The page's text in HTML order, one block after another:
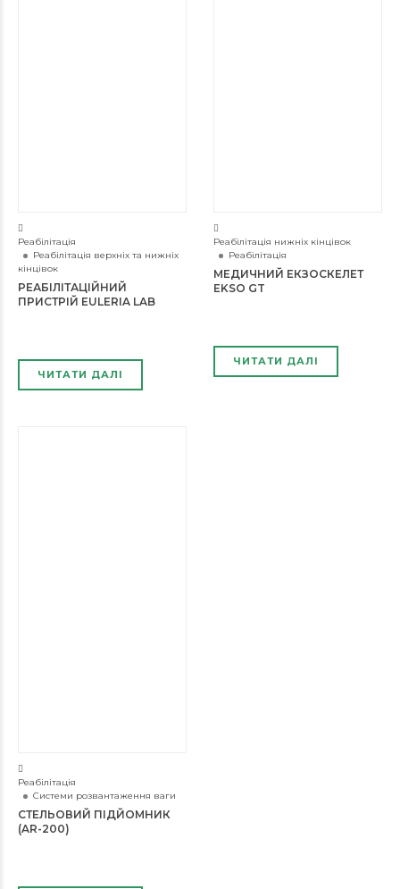
Реабілітація
Реабілітація верхніх та нижніх
кінцівок
РЕАБІЛІТАЦІЙНИЙ
ПРИСТРІЙ EULERIA LAB
ЧИТАТИ ДАЛІ
Реабілітація нижніх кінцівок
Реабілітація
МЕДИЧНИЙ ЕКЗОСКЕЛЕТ
EKSO GT
ЧИТАТИ ДАЛІ
Реабілітація
Системи розвантаження ваги
СТЕЛЬОВИЙ ПІДЙОМНИК
(AR-200)